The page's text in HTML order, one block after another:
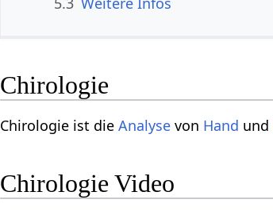
Chirologie
Chirologie ist dieAnalyse von Hand und
Chirologie Video